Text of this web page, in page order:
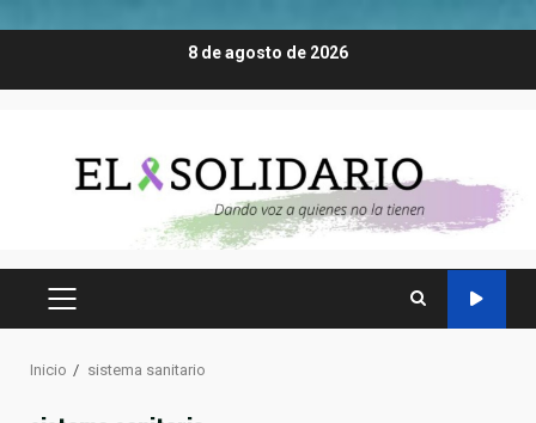
8 de agosto de 2026
MENÚ
Inicio sistema sanitario